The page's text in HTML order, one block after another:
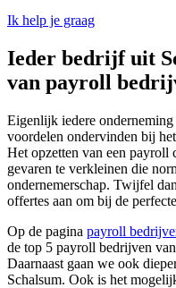
Ik help je graag
Ieder bedrijf uit
van payroll
Eigenlijk iedere
voordelen ondervinden bij
Het opzetten van een payroll
gevaren te verkleinen die
ondernemerschap. Twijfel
offertes aan om bij de
Op de pagina payroll
de top 5 payroll bedrijven
Daarnaast gaan we ook
Schalsum. Ook is het